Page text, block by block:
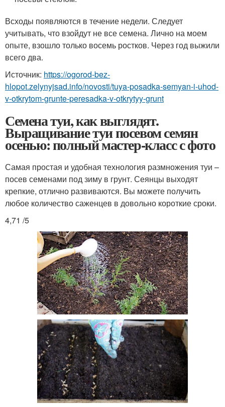
Всходы появляются в течение недели. Следует
учитывать, что взойдут не все семена. Лично на моем
опыте, взошло только восемь ростков. Через год выжили
всего два.
Источник: https://ogorod-bez-
hlopot.zelynyjsad.info/novosti/tuya-posadka-semyan-i-uhod-
v-otkrytom-grunte-peresadka-v-otkrytyy-grunt
Семена туи, как выглядят.
Выращивание туи посевом семян
осенью: полный мастер-класс с фото
Самая простая и удобная технология размножения туи –
посев семенами под зиму в грунт. Сеянцы выходят
крепкие, отлично развиваются. Вы можете получить
любое количество саженцев в довольно короткие сроки.
4,71 /5